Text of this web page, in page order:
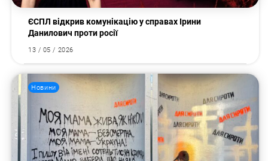
ЄСПЛ відкрив комунікацію у справах Ірини
Данилович проти росії
13 / 05 / 2026
Новини